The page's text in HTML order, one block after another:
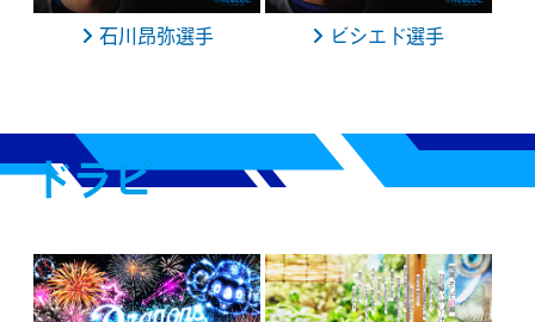
石川昂弥選手 ビシエド選手
ドラピ